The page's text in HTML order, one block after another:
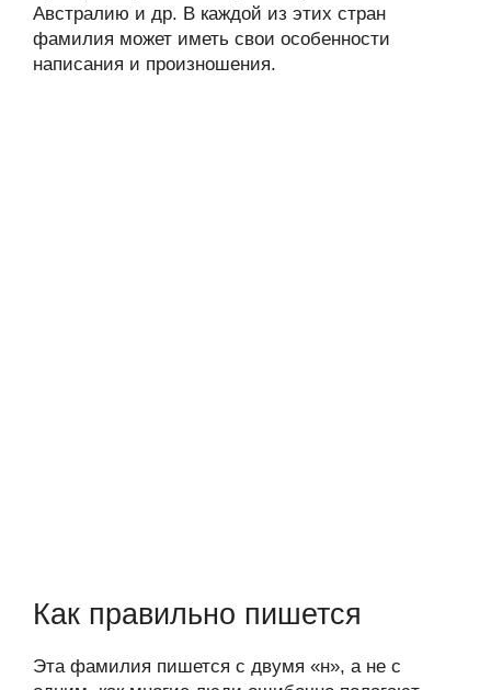
Австралию и др. В каждой из этих стран
фамилия может иметь свои особенности
написания и произношения.
Как правильно пишется
Эта фамилия пишется с двумя «н», а не с